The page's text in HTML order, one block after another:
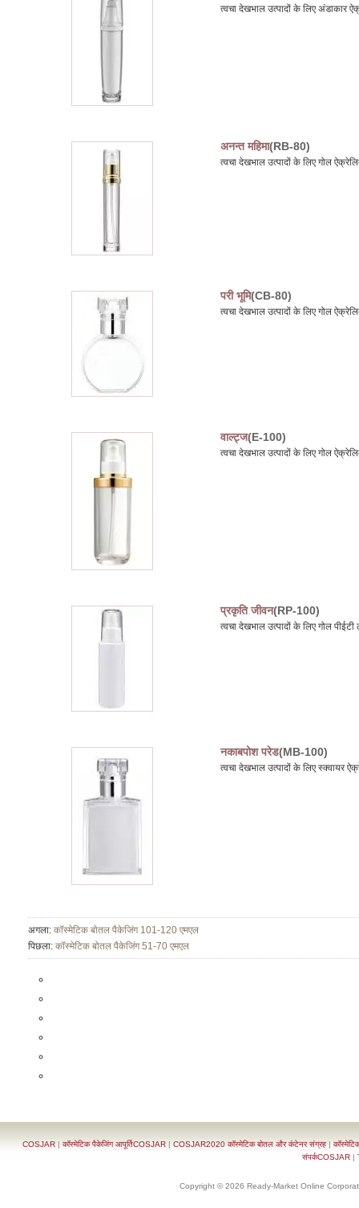
त्वचा देखभाल उत्पादों के लिए अंडाकार
अनन्त महिमा(RB-80)
त्वचा देखभाल उत्पादों के लिए गोल
परी भूमि(CB-80)
त्वचा देखभाल उत्पादों के लिए गोल
वाल्ट्ज(E-100)
त्वचा देखभाल उत्पादों के लिए गोल
प्रकृति जीवन(RP-100)
त्वचा देखभाल उत्पादों के लिए गोल
नकाबपोश परेड(MB-100)
त्वचा देखभाल उत्पादों के लिए स्क्वायर
अगला: कॉस्मेटिक बोतल पैकेजिंग 101-120 एमएल
पिछला: कॉस्मेटिक बोतल पैकेजिंग 51-70 एमएल
COSJAR |कॉस्मेटिक पैकेजिंग आपूर्तिCOSJAR | COSJAR2020 कॉस्मेटिक बोतल और कंटेनर संग्रह |
संपर्कCOSJAR |
Copyright © 2026 Ready-Market Online